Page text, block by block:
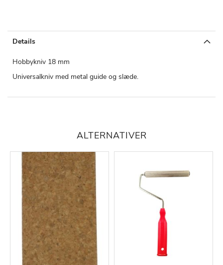
Details
Hobbykniv 18 mm
Universalkniv med metal guide og slæde.
ALTERNATIVER